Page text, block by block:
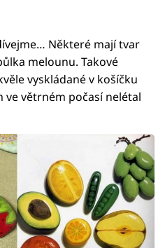
Některé mají tvar
melounu. Takové
vyskládané v košíčku
ve větrném počasí nelétal